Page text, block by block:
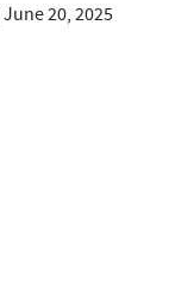
June 20, 2025